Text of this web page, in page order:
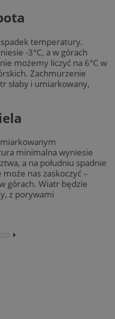
temperatury.
-3°C, a w górach
możemy liczyć na 6°C w
Zachmurzenie
słaby i umiarkowany,
minimalna wyniesie
a na południu spadnie
nas zaskoczyć –
górach. Wiatr będzie
z porywami
⏵︎